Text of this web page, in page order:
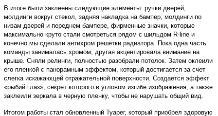
В итоге были заклеены следующие элементы: ручки дверей,
молдинги вокруг стекол, задняя накладка на бампер, молдинги по
низам дверей и переднем бампере, фирменные значки, которые
максимально круто стали смотреться рядом с шильдом R-line и
конечно мы сделали антихром решетки радиатора. Пока одна часть
команды занималась хромом, другая акцентировала внимание на
крыше. Сняли релинги, полностью разобрали потолок. Затем оклеили
его пленкой с панорамным эффектом, который достигается за счет
слегка искажающей отражательной поверхности. Создается эффект
«рыбий глаз», секрет которого в угловом изгибе изображения, а также
заклеили зеркала в черную пленку, чтобы не нарушать общий вид.
Итогом работы стал обновленный Туарег, который приобрел здоровую